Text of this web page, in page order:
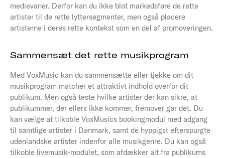
medievaner. Derfor kan du ikke blot markedsføre de rette
artister til de rette lyttersegmenter, men også placere
artisterne i deres rette kontekst som en del af promoveringen.
Sammensæt det rette musikprogram
Med VoxMusic kan du sammensætte eller tjekke om dit
musikprogram matcher et attraktivt indhold overfor dit
publikum. Men også teste hvilke artister der kan sikre, at
publikummer, der ellers ikke kommer, fremover gør det. Du
kan vælge at tilkoble VoxMusics bookingmodul med adgang
til samtlige artister i Danmark, samt de hyppigst efterspurgte
udenlandske artister indenfor alle musikgenre. Du kan også
tilkoble livemusik-modulet, som afdækker alt fra publikums